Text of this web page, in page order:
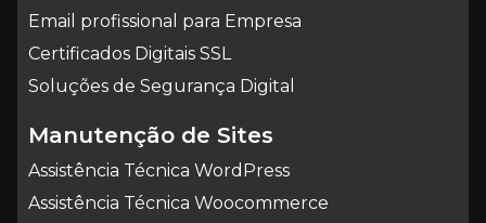
Email profissional para Empresa
Certificados Digitais SSL
Soluções de Segurança Digital
Manutenção de Sites
Assistência Técnica WordPress
Assistência Técnica Woocommerce